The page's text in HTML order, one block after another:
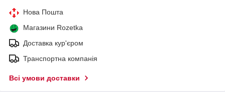
Нова Пошта
Магазини Rozetka
Доставка кур'єром
Транспортна компанія
Всі умови доставки